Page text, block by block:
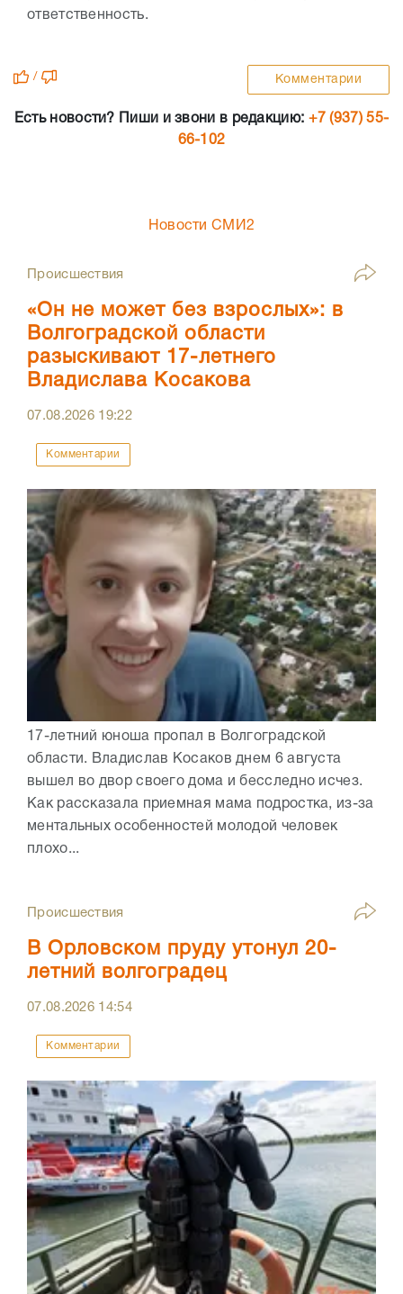
ответственность.
/ Комментарии
Есть новости? Пиши и звони в редакцию: +7 (937) 55-
66-102
Новости СМИ2
Происшествия
«Он не может без взрослых»: в
Волгоградской области
разыскивают 17-летнего
Владислава Косакова
07.08.2026 19:22
Комментарии
17-летний юноша пропал в Волгоградской
области. Владислав Косаков днем 6 августа
вышел во двор своего дома и бесследно исчез.
Как рассказала приемная мама подростка, из-за
ментальных особенностей молодой человек
плохо...
Происшествия
В Орловском пруду утонул 20-
летний волгоградец
07.08.2026 14:54
Комментарии